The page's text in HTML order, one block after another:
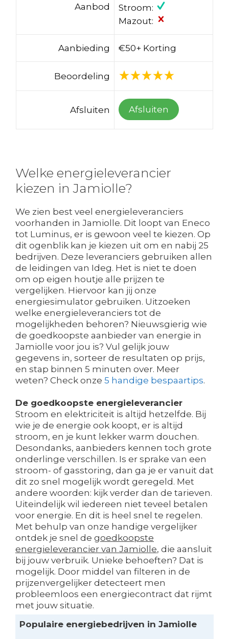
Aanbod
Stroom:
Mazout:
Aanbieding €50+ Korting
Beoordeling
Afsluiten Afsluiten
Welke energieleverancier
kiezen in Jamiolle?
We zien best veel energieleveranciers
voorhanden in Jamiolle. Dit loopt van Eneco
tot Luminus, er is gewoon veel te kiezen. Op
dit ogenblik kan je kiezen uit om en nabij 25
bedrijven. Deze leveranciers gebruiken allen
de leidingen van Ideg. Het is niet te doen
om op eigen houtje alle prijzen te
vergelijken. Hiervoor kan jij onze
energiesimulator gebruiken. Uitzoeken
welke energieleveranciers tot de
mogelijkheden behoren? Nieuwsgierig wie
de goedkoopste aanbieder van energie in
Jamiolle voor jou is? Vul gelijk jouw
gegevens in, sorteer de resultaten op prijs,
en stap binnen 5 minuten over. Meer
weten? Check onze 5 handige bespaartips.
De goedkoopste energieleverancier
Stroom en elektriciteit is altijd hetzelfde. Bij
wie je de energie ook koopt, er is altijd
stroom, en je kunt lekker warm douchen.
Desondanks, aanbieders kennen toch grote
onderlinge verschillen. Is er sprake van een
stroom- of gasstoring, dan ga je er vanuit dat
dit zo snel mogelijk wordt geregeld. Met
andere woorden: kijk verder dan de tarieven.
Uiteindelijk wil iedereen niet teveel betalen
voor energie. En dit is heel snel te regelen.
Met behulp van onze handige vergelijker
ontdek je snel de goedkoopste
energieleverancier van Jamiolle, die aansluit
bij jouw verbruik. Unieke behoeften? Dat is
mogelijk. Door middel van filteren in de
prijzenvergelijker detecteert men
probleemloos een energiecontract dat rijmt
met jouw situatie.
Populaire energiebedrijven in Jamiolle